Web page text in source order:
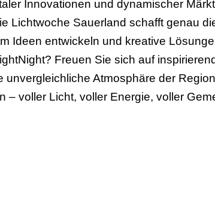
Innovationen und dynamischer
Lichtwoche Sauerland schafft genau
Ideen entwickeln und kreative
Freuen Sie sich auf
unvergleichliche Atmosphäre der
– voller Licht, voller Energie, voller